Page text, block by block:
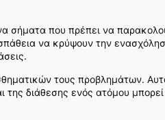
σήματα που πρέπει να
να κρύψουν την
τους προβλημάτων.
της διάθεσης ενός ατόμου